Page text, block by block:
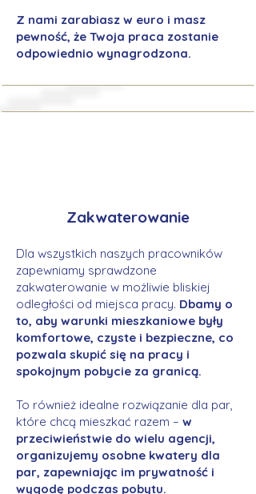
Z nami zarabiasz w euro i masz
pewność, że Twoja praca zostanie
odpowiednio wynagrodzona.
Zakwaterowanie
Dla wszystkich naszych pracowników
zapewniamy sprawdzone
zakwaterowanie w możliwie bliskiej
odległości od miejsca pracy. Dbamy o
to, aby warunki mieszkaniowe były
komfortowe, czyste i bezpieczne, co
pozwala skupić się na pracy i
spokojnym pobycie za granicą.
To również idealne rozwiązanie dla par,
które chcą mieszkać razem – w
przeciwieństwie do wielu agencji,
organizujemy osobne kwatery dla
par, zapewniając im prywatność i
wygodę podczas pobytu.